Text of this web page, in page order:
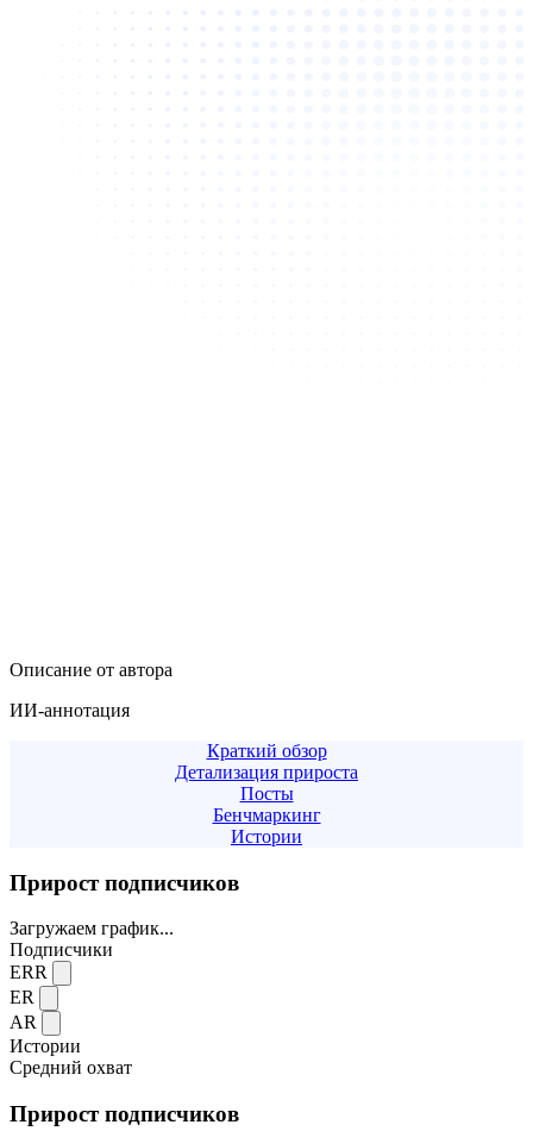
Описание от автора
ИИ-аннотация
Краткий обзор
Детализация прироста
Посты
Бенчмаркинг
Истории
Прирост подписчиков
Загружаем график...
Подписчики
ERR
ER
AR
Истории
Средний охват
Прирост подписчиков